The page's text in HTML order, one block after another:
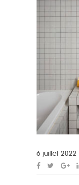
6 juillet 2022